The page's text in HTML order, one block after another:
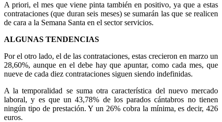
A priori, el mes que viene pinta también en positivo, ya que a estas
contrataciones (que duran seis meses) se sumarán las que se realicen
de cara a la Semana Santa en el sector servicios.
ALGUNAS TENDENCIAS
Por el otro lado, el de las contrataciones, estas crecieron en marzo un
28,60%, aunque en el debe hay que apuntar, como cada mes, que
nueve de cada diez contrataciones siguen siendo indefinidas.
A la temporalidad se suma otra característica del nuevo mercado
laboral, y es que un 43,78% de los parados cántabros no tienen
ningún tipo de prestación. Y un 26% cobra la mínima, es decir, 426
euros.